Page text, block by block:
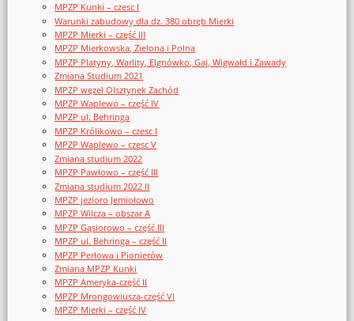
MPZP Kunki – czesc I
Warunki zabudowy dla dz. 380 obręb Mierki
MPZP Mierki – część III
MPZP Mierkowska, Zielona i Polna
MPZP Platyny, Warlity, Elgnówko, Gaj, Wigwałd i Zawady
Zmiana Studium 2021
MPZP węzeł Olsztynek Zachód
MPZP Waplewo – część IV
MPZP ul. Behringa
MPZP Królikowo – czesc I
MPZP Waplewo – czesc V
Zmiana studium 2022
MPZP Pawłowo – część III
Zmiana studium 2022 II
MPZP jezioro Jemiołowo
MPZP Wilcza – obszar A
MPZP Gąsiorowo – część III
MPZP ul. Behringa – część II
MPZP Perłowa i Pionierów
Zmiana MPZP Kunki
MPZP Ameryka-część II
MPZP Mrongowiusza-część VI
MPZP Mierki – część IV